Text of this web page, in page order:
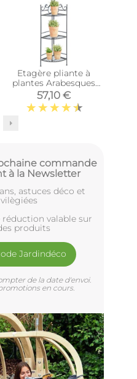
Etagère pliante à
plantes Arabesques
(Angle 3 niveaux)
57,10 €
commande
à la Newsletter
astuces déco et
réduction valable sur
produits
Jardindéco
de la date d'envoi.
en cours.